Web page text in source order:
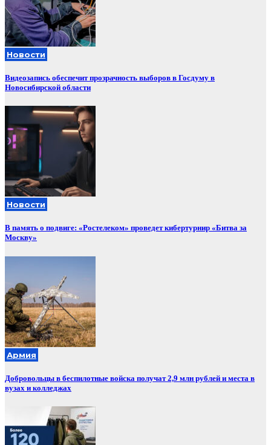
Новости
Видеозапись обеспечит прозрачность выборов в Госдуму в
Новосибирской области
Новости
В память о подвиге: «Ростелеком» проведет кибертурнир «Битва за
Москву»
Армия
Добровольцы в беспилотные войска получат 2,9 млн рублей и места в
вузах и колледжах